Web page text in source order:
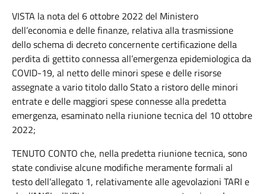
VISTA la nota del 6 ottobre 2022 del Ministero
dell’economia e delle finanze, relativa alla trasmissione
dello schema di decreto concernente certificazione della
perdita di gettito connessa all’emergenza epidemiologica da
COVID-19, al netto delle minori spese e delle risorse
assegnate a vario titolo dallo Stato a ristoro delle minori
entrate e delle maggiori spese connesse alla predetta
emergenza, esaminato nella riunione tecnica del 10 ottobre
2022;
TENUTO CONTO che, nella predetta riunione tecnica, sono
state condivise alcune modifiche meramente formali al
testo dell’allegato 1, relativamente alle agevolazioni TARI e